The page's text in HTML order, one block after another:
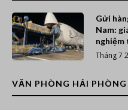
Gửi
Nam:
nghiệm
Tháng 7
VĂN PHÒNG HẢI PHÒNG